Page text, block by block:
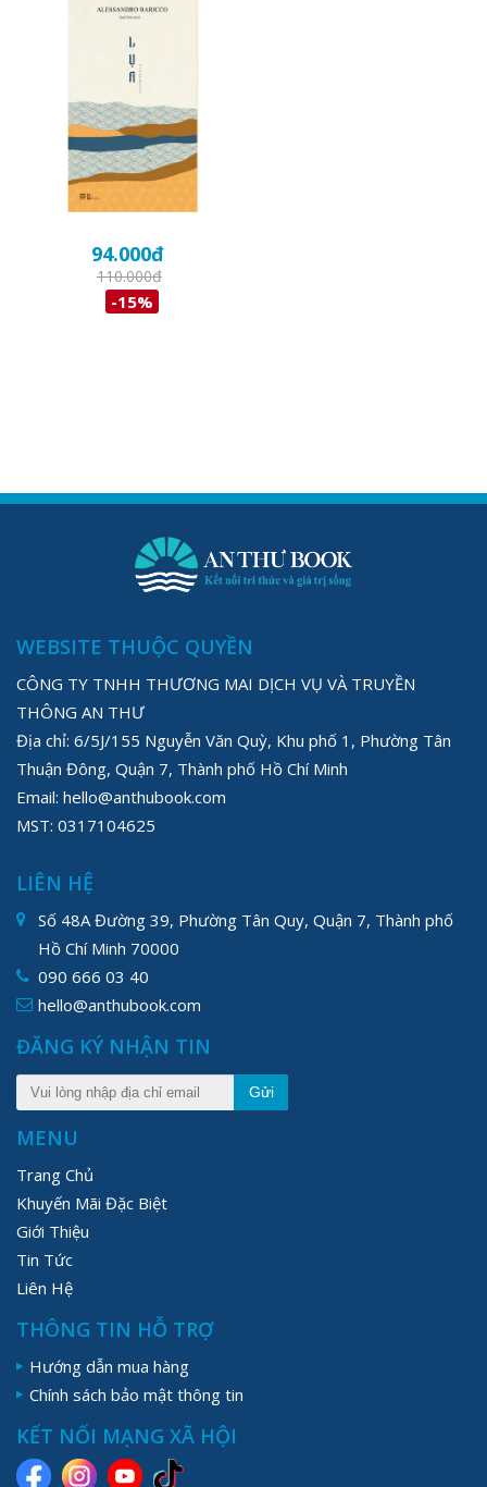
94.000đ
110.000đ
-15%
WEBSITE THUỘC QUYỀN
CÔNG TY TNHH THƯƠNG MAI DỊCH VỤ VÀ TRUYỀN
THÔNG AN THƯ
Địa chỉ: 6/5J/155 Nguyễn Văn Quỳ, Khu phố 1, Phường Tân
Thuận Đông, Quận 7, Thành phố Hồ Chí Minh
Email: hello@anthubook.com
MST: 0317104625
LIÊN HỆ
Số 48A Đường 39, Phường Tân Quy, Quận 7, Thành phố
Hồ Chí Minh 70000
090 666 03 40
hello@anthubook.com
ĐĂNG KÝ NHẬN TIN
Gửi
MENU
Trang Chủ
Khuyến Mãi Đặc Biệt
Giới Thiệu
Tin Tức
Liên Hệ
THÔNG TIN HỖ TRỢ
Hướng dẫn mua hàng
Chính sách bảo mật thông tin
KẾT NỐI MẠNG XÃ HỘI